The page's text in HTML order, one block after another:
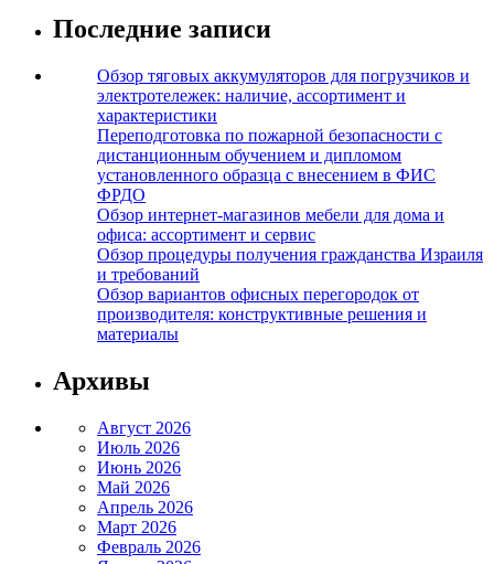
Последние записи
Обзор тяговых аккумуляторов для погрузчиков и
электротележек: наличие, ассортимент и
характеристики
Переподготовка по пожарной безопасности с
дистанционным обучением и дипломом
установленного образца с внесением в ФИС
ФРДО
Обзор интернет-магазинов мебели для дома и
офиса: ассортимент и сервис
Обзор процедуры получения гражданства Израиля
и требований
Обзор вариантов офисных перегородок от
производителя: конструктивные решения и
материалы
Архивы
Август 2026
Июль 2026
Июнь 2026
Май 2026
Апрель 2026
Март 2026
Февраль 2026